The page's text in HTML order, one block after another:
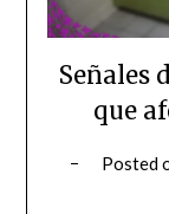
Señales
que
Posted